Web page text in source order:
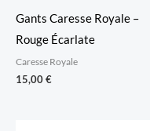
Gants Caresse Royale –
Rouge Écarlate
Caresse Royale
15,00€